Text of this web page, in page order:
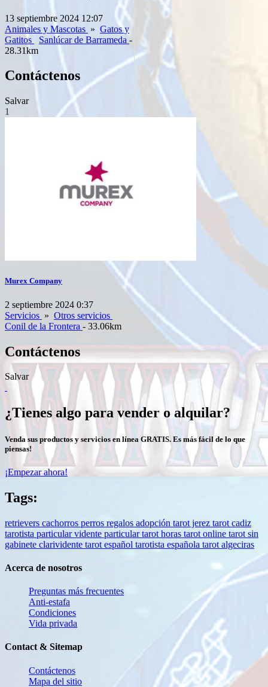
13 septiembre 2024 12:07
Animales y Mascotas » Gatos y
Gatitos
Sanlúcar de Barrameda -
28.31km
Contáctenos
Salvar
1
Murex Company
2 septiembre 2024 0:37
Servicios » Otros servicios
Conil de la Frontera - 33.06km
Contáctenos
Salvar
¿Tienes algo para vender o alquilar?
Venda sus productos y servicios en línea GRATIS. Es más fácil de lo que
piensas!
¡Empezar ahora!
Tags:
retrievers cachorros perros regalos adopción tarot jerez tarot cadiz
tarotista particularvidente particulartarot horas tarot online tarot sin
gabinete clarividente tarot español tarotista española tarot algeciras
Acerca de nosotros
Preguntas más frecuentes
Anti-estafa
Condiciones
Vida privada
Contact & Sitemap
Contáctenos
Mapa del sitio